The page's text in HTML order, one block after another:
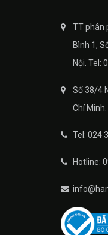
TT phân
Bình 1,
Nội. Tel:
Số 38/4
Chí
Tel: 024
Hotline: